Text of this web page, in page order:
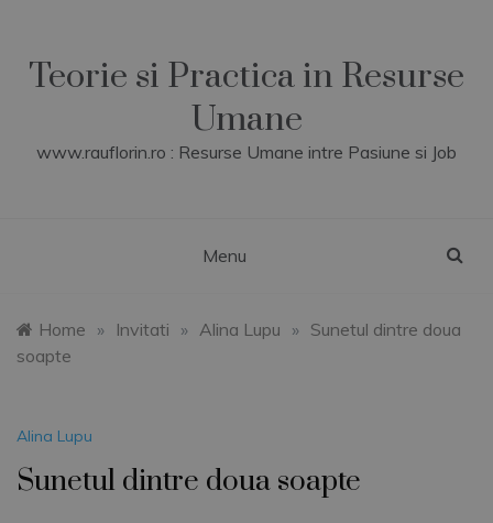
contentTeorie si Practica in Resurse
Umane
www.rauflorin.ro : Resurse Umane intre Pasiune si Job
Menu
Home » Invitati » Alina Lupu » Sunetul dintre doua
soapte
Alina Lupu
Sunetul dintre doua soapte